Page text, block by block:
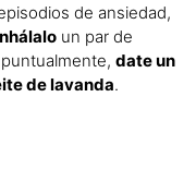
de ansiedad,
un par de
date un
de lavanda.